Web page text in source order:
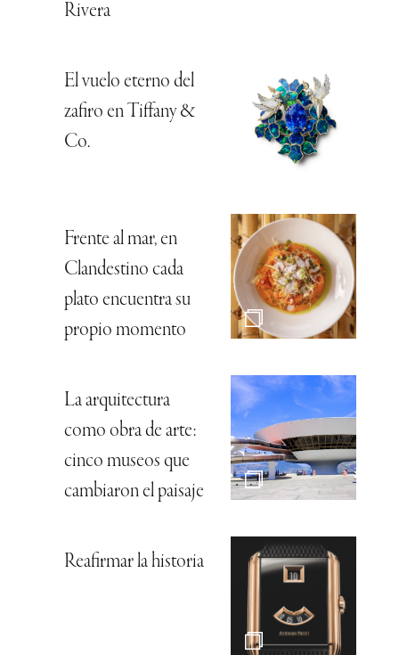
Rivera
El vuelo eterno del
zafiro en Tiffany &
Co.
Frente al mar, en
Clandestino cada
plato encuentra su
propio momento
La arquitectura
como obra de arte:
cinco museos que
cambiaron el paisaje
Reafirmar la historia